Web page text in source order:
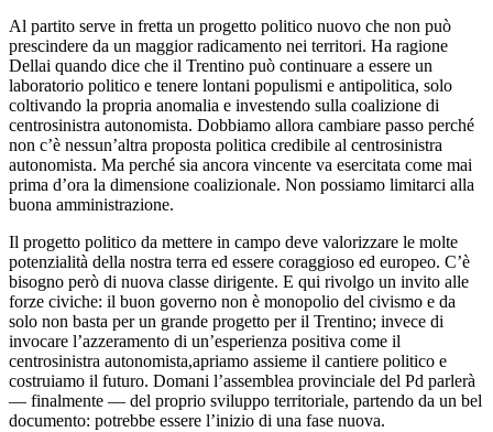
Al partito serve in fretta un progetto politico nuovo che non può
prescindere da un maggior radicamento nei territori. Ha ragione
Dellai quando dice che il Trentino può continuare a essere un
laboratorio politico e tenere lontani populismi e antipolitica, solo
coltivando la propria anomalia e investendo sulla coalizione di
centrosinistra autonomista. Dobbiamo allora cambiare passo perché
non c’è nessun’altra proposta politica credibile al centrosinistra
autonomista. Ma perché sia ancora vincente va esercitata come mai
prima d’ora la dimensione coalizionale. Non possiamo limitarci alla
buona amministrazione.
Il progetto politico da mettere in campo deve valorizzare le molte
potenzialità della nostra terra ed essere coraggioso ed europeo. C’è
bisogno però di nuova classe dirigente. E qui rivolgo un invito alle
forze civiche: il buon governo non è monopolio del civismo e da
solo non basta per un grande progetto per il Trentino; invece di
invocare l’azzeramento di un’esperienza positiva come il
centrosinistra autonomista,apriamo assieme il cantiere politico e
costruiamo il futuro. Domani l’assemblea provinciale del Pd parlerà
— finalmente — del proprio sviluppo territoriale, partendo da un bel
documento: potrebbe essere l’inizio di una fase nuova.